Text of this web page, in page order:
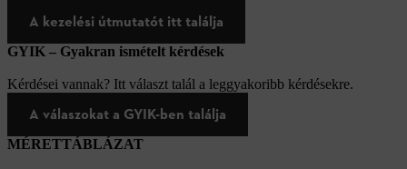
A kezelési útmutatót itt találja
GYIK – Gyakran ismételt kérdések
Kérdései vannak? Itt választ talál a leggyakoribb kérdésekre.
A válaszokat a GYIK-ben találja
MÉRETTÁBLÁZAT